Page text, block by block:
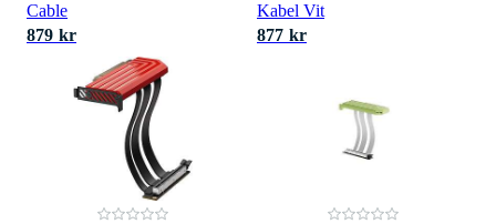
Cable
879 kr
Kabel Vit
877 kr